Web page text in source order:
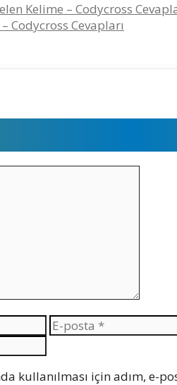
Kelime – Codycross
Codycross Cevapları
E-
posta
kullanılması için adım, e-